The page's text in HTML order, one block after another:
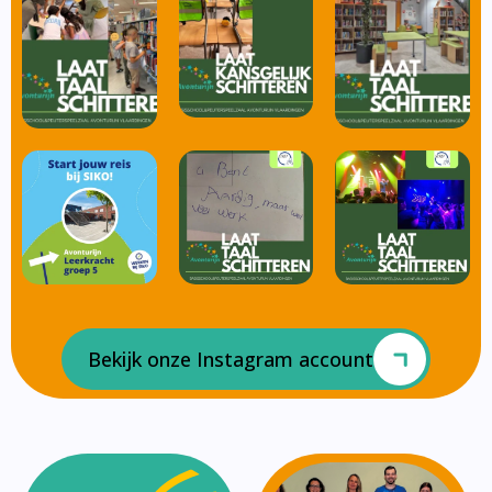
Bekijk onze Instagram account